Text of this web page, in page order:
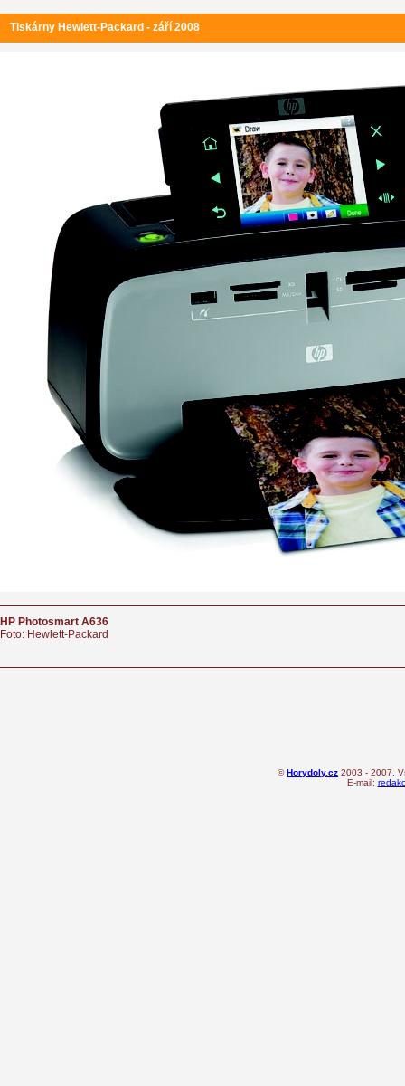
Tiskárny Hewlett-Packard - září 2008
HP Photosmart A636
Foto: Hewlett-Packard
©Horydoly.cz 2003 - 2007.
E-mail: